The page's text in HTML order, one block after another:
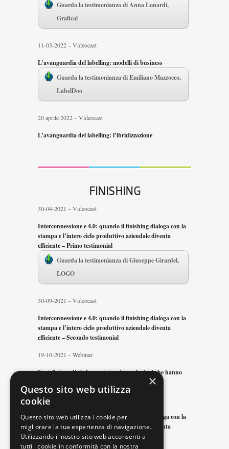
Guarda la testimonianza di Anna Lonardi,
Grafical
11-03-2022 – Videocast
L’avanguardia del labelling: modelli di business
Guarda la testimonianza di Emiliano Mazzocco,
LabelDoo
20 aprile 2022 – Videocast
L’avanguardia del labelling: l’ibridizzazione
FINISHING
30-04-2021 – Videocast
Interconnessione e 4.0: quando il finishing dialoga con la
stampa e l’intero ciclo produttivo aziendale diventa
efficiente – Primo testimonial
Guarda la testimonianza di Giuseppe Girardel,
LOGO
30-09-2021 – Videocast
Interconnessione e 4.0: quando il finishing dialoga con la
stampa e l’intero ciclo produttivo aziendale diventa
efficiente – Secondo testimonial
19-10-2021 – Webinar
Fustellatura digitale e cartotecnica: soluzioni che hanno
28-02-2022 – Videocast
Interconnessione e 4.0: quando il finishing dialoga con la
stampa e l’intero ciclo produttivo aziendale diventa
efficiente – Terzo testimonial
×
Questo sito web utilizza
cookie
Questo sito web utilizza i cookie per
migliorare la tua esperienza di navigazione.
Utilizzando il nostro sito web acconsenti a
tutti i cookie in conformità con la nostra